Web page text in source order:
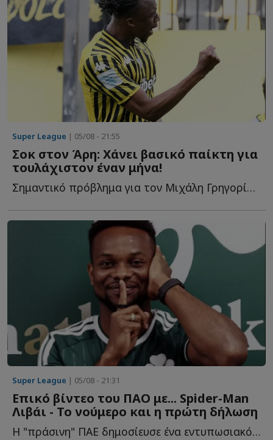
Super League | 05/08 - 21:55
Σοκ στον Άρη: Χάνει βασικό παίκτη για
τουλάχιστον έναν μήνα!
Σημαντικό πρόβλημα για τον Μιχάλη Γρηγορίου ο τραυματίσμος τ...
Super League | 05/08 - 21:31
Επικό βίντεο του ΠΑΟ με... Spider-Man
Λιβάι - Το νούμερο και η πρώτη δήλωση
Η "πράσινη" ΠΑΕ δημοσίευσε ένα εντυπωσιακό βίντεο με τ...